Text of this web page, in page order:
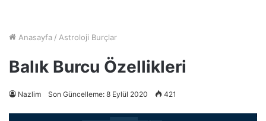
Anasayfa / Astroloji Burçlar
Balık Burcu Özellikleri
Nazlim Son Güncelleme: 8 Eylül 2020 421